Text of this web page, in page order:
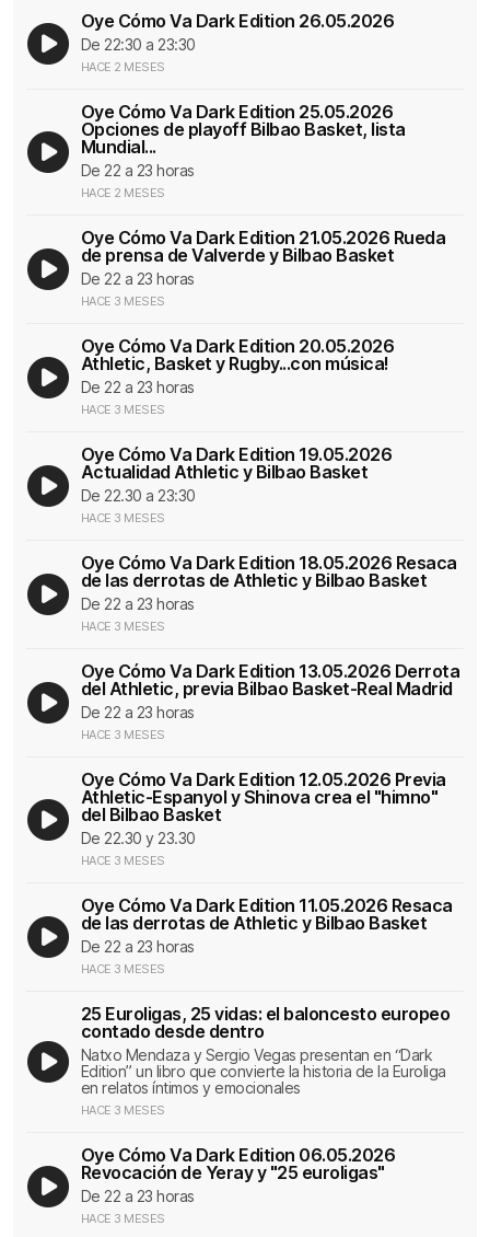
Oye Cómo Va Dark Edition 26.05.2026
De 22:30 a 23:30
HACE 2 MESES
Oye Cómo Va Dark Edition 25.05.2026
Opciones de playoff Bilbao Basket, lista
Mundial...
De 22 a 23 horas
HACE 2 MESES
Oye Cómo Va Dark Edition 21.05.2026 Rueda
de prensa de Valverde y Bilbao Basket
De 22 a 23 horas
HACE 3 MESES
Oye Cómo Va Dark Edition 20.05.2026
Athletic, Basket y Rugby...con música!
De 22 a 23 horas
HACE 3 MESES
Oye Cómo Va Dark Edition 19.05.2026
Actualidad Athletic y Bilbao Basket
De 22.30 a 23:30
HACE 3 MESES
Oye Cómo Va Dark Edition 18.05.2026 Resaca
de las derrotas de Athletic y Bilbao Basket
De 22 a 23 horas
HACE 3 MESES
Oye Cómo Va Dark Edition 13.05.2026 Derrota
del Athletic, previa Bilbao Basket-Real Madrid
De 22 a 23 horas
HACE 3 MESES
Oye Cómo Va Dark Edition 12.05.2026 Previa
Athletic-Espanyol y Shinova crea el "himno"
del Bilbao Basket
De 22.30 y 23.30
HACE 3 MESES
Oye Cómo Va Dark Edition 11.05.2026 Resaca
de las derrotas de Athletic y Bilbao Basket
De 22 a 23 horas
HACE 3 MESES
25 Euroligas, 25 vidas: el baloncesto europeo
contado desde dentro
Natxo Mendaza y Sergio Vegas presentan en “Dark
Edition” un libro que convierte la historia de la Euroliga
en relatos íntimos y emocionales
HACE 3 MESES
Oye Cómo Va Dark Edition 06.05.2026
Revocación de Yeray y "25 euroligas"
De 22 a 23 horas
HACE 3 MESES